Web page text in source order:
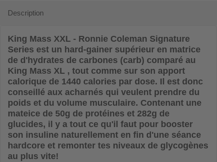
Description
King Mass XXL - Ronnie Coleman Signature
Series est un hard-gainer supérieur en matrice
de d'hydrates de carbones (carb) comparé au
King Mass XL , tout comme sur son apport
calorique de 1440 calories par dose. Il est donc
conseillé aux acharnés qui veulent prendre du
poids et du volume musculaire. Contenant une
mateice de 50g de protéines et 282g de
glucides, il y a tout ce qu'il faut pour booster
son insuline naturellement en fin d'une séance
hardcore et remonter tes niveaux de glycogènes
au plus vite!